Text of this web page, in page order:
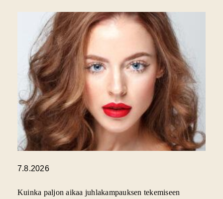
7.8.2026
Kuinka paljon aikaa juhlakampauksen tekemiseen